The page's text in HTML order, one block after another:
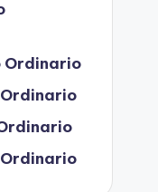
Ordinario